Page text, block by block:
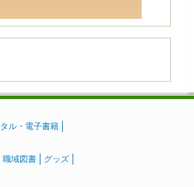
ル・電子書籍
職域図書 グッズ